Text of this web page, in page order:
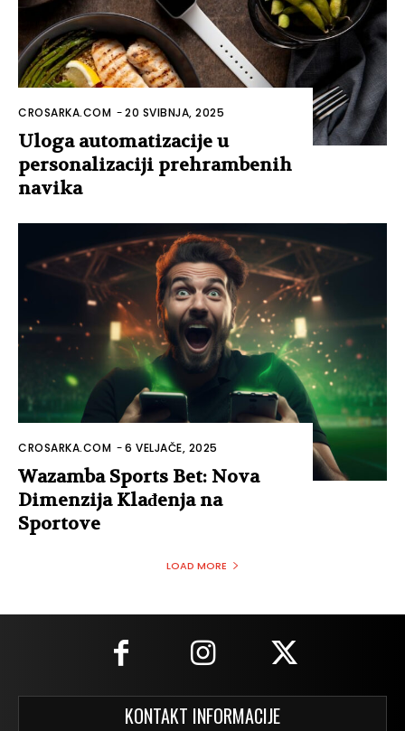
CROSARKA.COM -20 SVIBNJA, 2025
Uloga automatizacije u
personalizaciji prehrambenih
navika
CROSARKA.COM -6 VELJAČE, 2025
Wazamba Sports Bet: Nova
Dimenzija Klađenja na
Sportove
LOAD MORE
KONTAKT INFORMACIJE